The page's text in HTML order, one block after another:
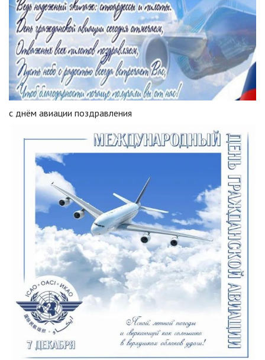
с днём авиации поздравления